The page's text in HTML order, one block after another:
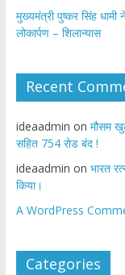
मुख्यमंत्री पुष्कर सिंह धामी
लोकार्पण – शिलान्यास
Recent
ideaadmin on मौसम
सहित 754 रोड बंद !
ideaadmin on भारत
किया।
A WordPress
Categories